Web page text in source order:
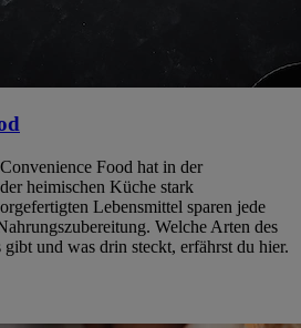
Food hat in der
heimischen Küche stark
Lebensmittel sparen jede
Welche Arten des
gibt und was drin steckt, erfährst du hier.